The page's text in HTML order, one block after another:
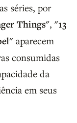
séries, por
Things", "13
aparecem
consumidas
da
em seus